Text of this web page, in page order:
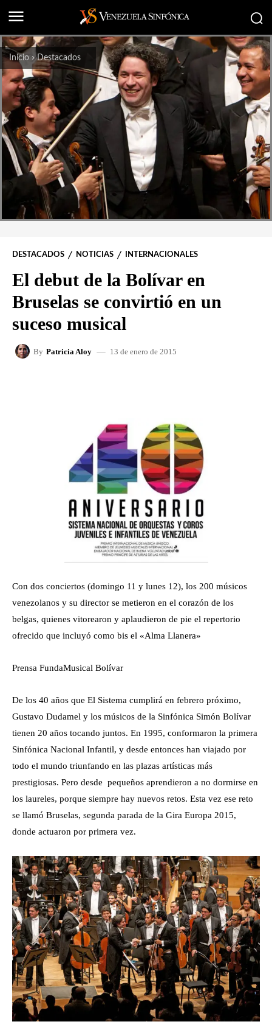
Inicio Destacados
DESTACADOS NOTICIAS INTERNACIONALES
El debut de la Bolívar en
Bruselas se convirtió en un
suceso musical
By Patricia Aloy 13 de enero de 2015
Con dos conciertos (domingo 11 y lunes 12), los 200 músicos
venezolanos y su director se metieron en el corazón de los
belgas, quienes vitorearon y aplaudieron de pie el repertorio
ofrecido que incluyó como bis el «Alma Llanera»
Prensa FundaMusical Bolívar
De los 40 años que El Sistema cumplirá en febrero próximo,
Gustavo Dudamel y los músicos de la Sinfónica Simón Bolívar
tienen 20 años tocando juntos. En 1995, conformaron la primera
Sinfónica Nacional Infantil, y desde entonces han viajado por
todo el mundo triunfando en las plazas artísticas más
prestigiosas. Pero desde pequeños aprendieron a no dormirse en
los laureles, porque siempre hay nuevos retos. Esta vez ese reto
se llamó Bruselas, segunda parada de la Gira Europa 2015,
donde actuaron por primera vez.